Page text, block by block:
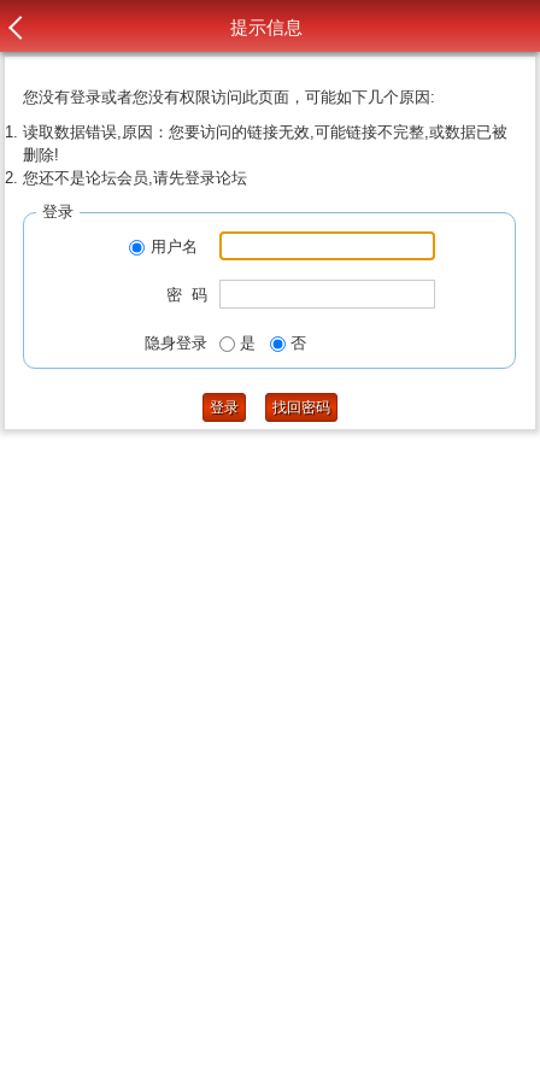
提示信息
您没有登录或者您没有权限访问此页面，可能如下几个原因:
读取数据错误,原因：您要访问的链接无效,可能链接不完整,或数据已被
删除!
您还不是论坛会员,请先登录论坛
登录
用户名
密 码
隐身登录 是 否